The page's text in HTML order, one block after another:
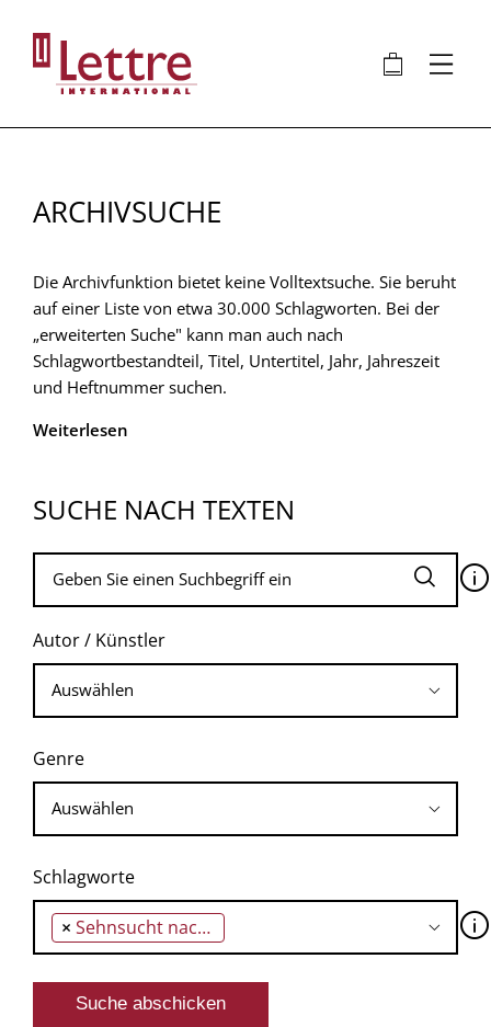
Inhalt
🛍 ⋮
ARCHIVSUCHE
Die Archivfunktion bietet keine Volltextsuche. Sie beruht
auf einer Liste von etwa 30.000 Schlagworten. Bei der
„erweiterten Suche" kann man auch nach
Schlagwortbestandteil, Titel, Untertitel, Jahr, Jahreszeit
und Heftnummer suchen.
Weiterlesen
SUCHE NACH TEXTEN
🛈
Autor / Künstler
Genre
Schlagworte
× Sehnsucht nach dem Helden 🛈